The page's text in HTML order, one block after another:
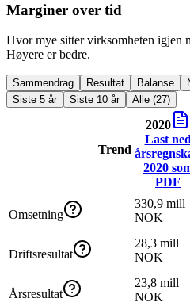
Marginer over tid
Hvor mye sitter virksomheten igjen
Høyere er bedre.
Sammendrag Resultat Balanse
Siste 5 år
Siste 10 år Alle (27)
Trend
2020
Last ned
2020
PDF
Omsetning
330,9 mill
NOK
Driftsresultat
28,3 mill
NOK
Årsresultat
23,8 mill
NOK